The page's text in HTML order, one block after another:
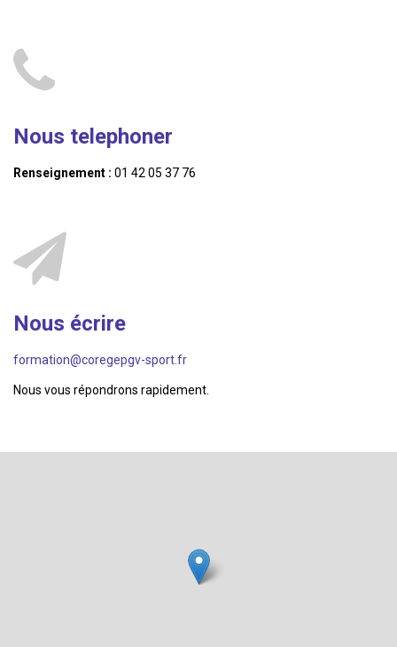
Nous telephoner
Renseignement : 01 42 05 37 76
Nous écrire
formation@coregepgv-sport.fr
Nous vous répondrons rapidement.